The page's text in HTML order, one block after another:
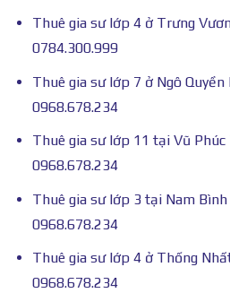
Thuê gia sư lớp 4 ở Trưng
0784.300.999
Thuê gia sư lớp 7 ở Ngô
0968.678.234
Thuê gia sư lớp 11 tại Vũ
0968.678.234
Thuê gia sư lớp 3 tại Nam
0968.678.234
Thuê gia sư lớp 4 ở Thống
0968.678.234